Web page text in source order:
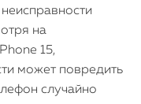
на
15,
может повредить
случайно